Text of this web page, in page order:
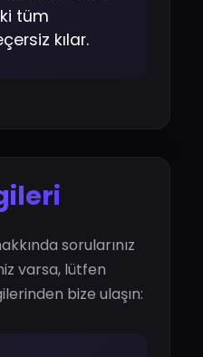
tüm
kılar.
sorularınız
varsa, lütfen
bize ulaşın: